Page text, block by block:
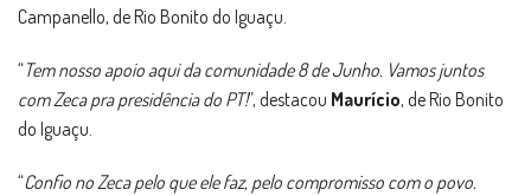
Campanello, de Rio Bonito do Iguaçu.
“Tem nosso apoio aqui da comunidade 8 de Junho. Vamos juntos
com Zeca pra presidência do PT!”, destacou Maurício, de Rio Bonito
do Iguaçu.
“Confio no Zeca pelo que ele faz, pelo compromisso com o povo.